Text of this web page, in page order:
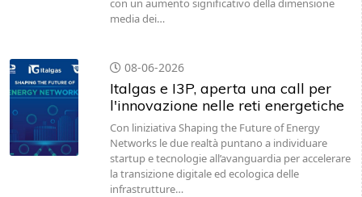
media dei…
08-06-2026
Italgas e I3P, aperta una call per
l'innovazione nelle reti energetiche
Con liniziativa Shaping the Future of Energy
Networks le due realtà puntano a individuare
startup e tecnologie all’avanguardia per accelerare
la transizione digitale ed ecologica delle
infrastrutture…